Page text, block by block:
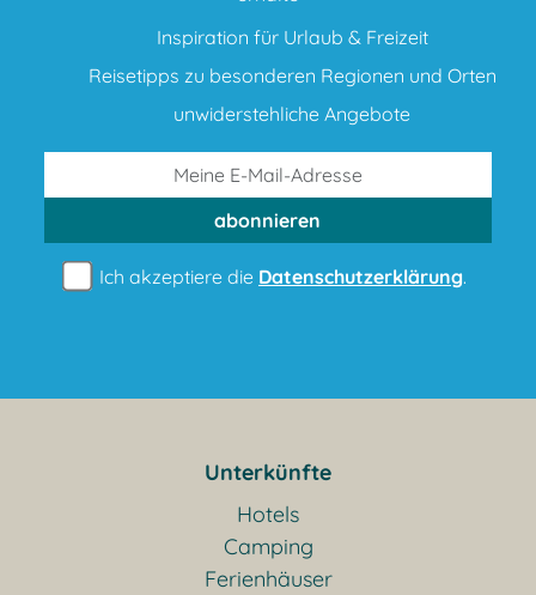
Inspiration für Urlaub & Freizeit
Reisetipps zu besonderen Regionen und Orten
unwiderstehliche Angebote
abonnieren
Ich akzeptiere die Datenschutzerklärung.
Unterkünfte
Hotels
Camping
Ferienhäuser